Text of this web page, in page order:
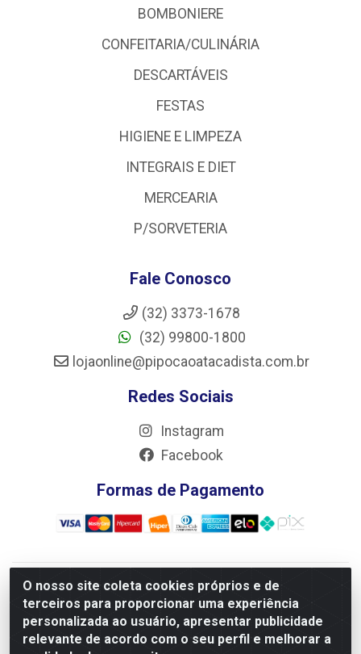
O nosso site coleta cookies próprios e de
terceiros para proporcionar uma experiência
personalizada ao usuário, apresentar publicidade
relevante de acordo com o seu perfil e melhorar a
BOMBONIERE
CONFEITARIA/CULINÁRIA
DESCARTÁVEIS
FESTAS
HIGIENE E LIMPEZA
INTEGRAIS E DIET
MERCEARIA
P/SORVETERIA
Fale Conosco
(32) 3373-1678
(32) 99800-1800
lojaonline@pipocaoatacadista.com.br
Redes Sociais
Instagram
Facebook
Formas de Pagamento
JRS Distribuição e Logística LTDA - Rua Antônio do
Sacramento Torga 70, Vila Nossa Senhora de Fatima - São
João Del Rei/MG - CEP 36305-334 - CNPJ 66.194.085/0001-
02